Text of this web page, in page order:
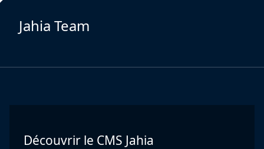
Jahia Team
Découvrir le CMS Jahia